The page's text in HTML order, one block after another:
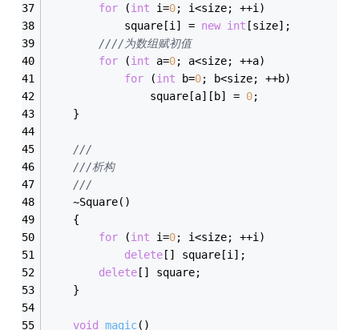
for (int i=0; i<size; ++i)
			square[i] =
new int [size];
////为数组赋初值
for (int a=0; a<size; ++a)
for (int b=0; b<size; ++b)
				square[a][b] =
0;
	}
///
///析构
///
	~Square()
	{
for (int i=0; i<size; ++i)
delete [] square[i];
delete [] square;
	}
void magic()